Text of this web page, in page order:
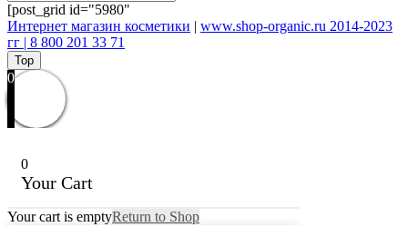
[post_grid id="5980"
Интернет магазин косметики | www.shop-organic.ru 2014-2023
гг | 8 800 201 33 71
Top
0
0
Your Cart
Your cart is emptyReturn to Shop